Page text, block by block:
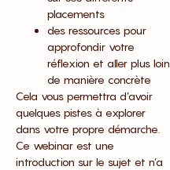
placements
des ressources pour
approfondir votre
réflexion et aller plus loin
de manière concrète
Cela vous permettra d’avoir
quelques pistes à explorer
dans votre propre démarche.
Ce webinar est une
introduction sur le sujet et n’a